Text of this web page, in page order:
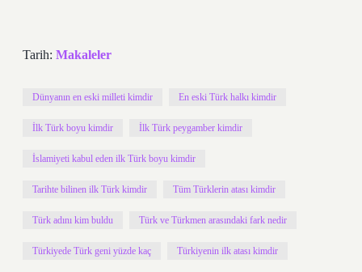
Tarih: Makaleler
Dünyanın en eski milleti kimdir En eski Türk halkı kimdir
İlk Türk boyu kimdir İlk Türk peygamber kimdir
İslamiyeti kabul eden ilk Türk boyu kimdir
Tarihte bilinen ilk Türk kimdir Tüm Türklerin atası kimdir
Türk adını kim buldu Türk ve Türkmen arasındaki fark nedir
Türkiyede Türk geni yüzde kaç Türkiyenin ilk atası kimdir